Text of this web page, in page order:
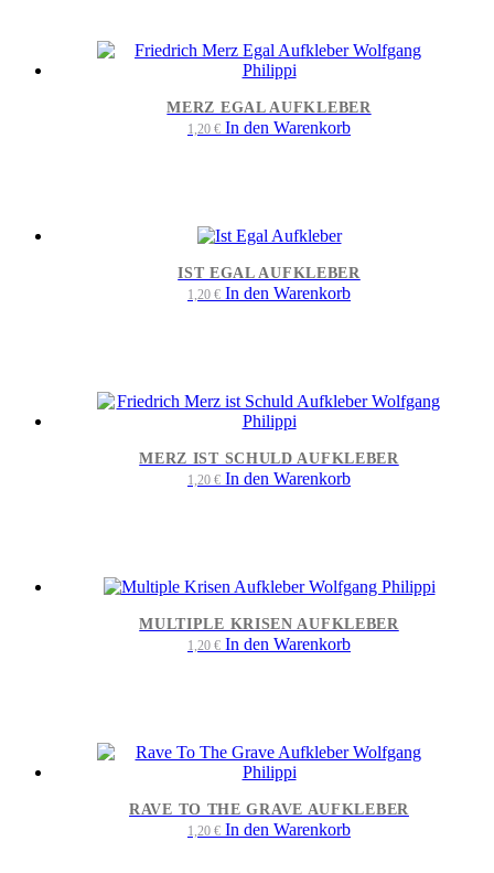
MERZ EGAL AUFKLEBER
1,20 € In den Warenkorb
IST EGAL AUFKLEBER
1,20 € In den Warenkorb
MERZ IST SCHULD AUFKLEBER
1,20 € In den Warenkorb
MULTIPLE KRISEN AUFKLEBER
1,20 € In den Warenkorb
RAVE TO THE GRAVE AUFKLEBER
1,20 € In den Warenkorb